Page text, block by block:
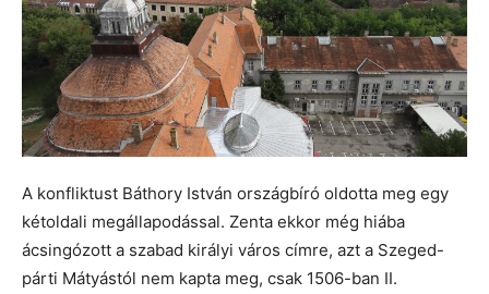
A konfliktust Báthory István országbíró oldotta meg egy
kétoldali megállapodással. Zenta ekkor még hiába
ácsingózott a szabad királyi város címre, azt a Szeged-
párti Mátyástól nem kapta meg, csak 1506-ban II.